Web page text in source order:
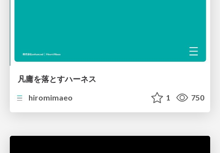
凡庸を落とすハーネス
hiromimaeo
1 750